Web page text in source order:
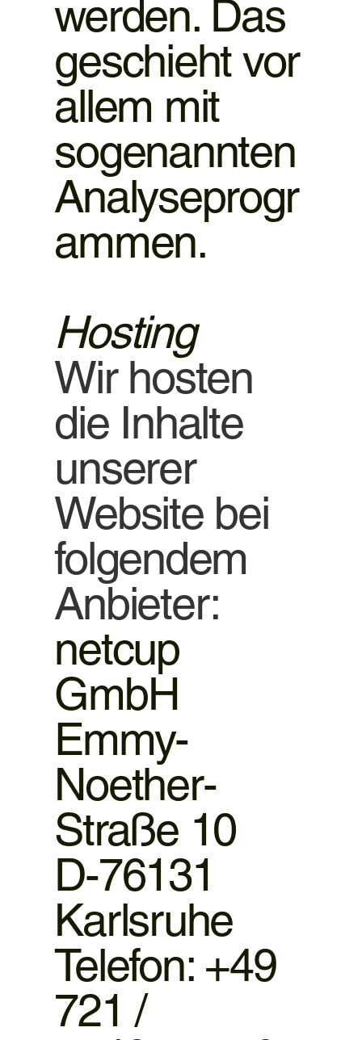
werden. Das
geschieht vor
allem mit
sogenannten
Analyseprogr
ammen.
Hosting
Wir hosten
die Inhalte
unserer
Website bei
folgendem
Anbieter:
netcup
GmbH
Emmy-
Noether-
Straße 10
D-76131
Karlsruhe
Telefon: +49
721 /